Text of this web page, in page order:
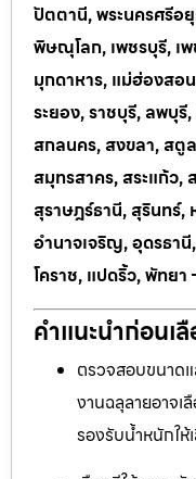
ปัตตานี, พระนครศรีอ
พิษณุโลก, เพชรบุรี, เ
มุกดาหาร, แม่ฮ่องสอน
ระยอง, ราชบุรี, ลพบุรี
สกลนคร, สงขลา, สตู
สมุทรสาคร, สระแก้ว,
สุราษฎร์ธานี, สุรินทร์
อำนาจเจริญ, อุดรธา
โคราช, แปดริ้ว, พัทย
คำแนะนำก่อนเ
ตรวจสอบขนาด
งานฉลุลายอาจเ
รองรับน้ำหนักใ